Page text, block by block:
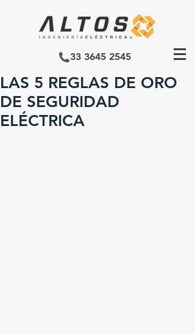
33 3645 2545
LAS 5 REGLAS DE ORO
DE SEGURIDAD
ELÉCTRICA